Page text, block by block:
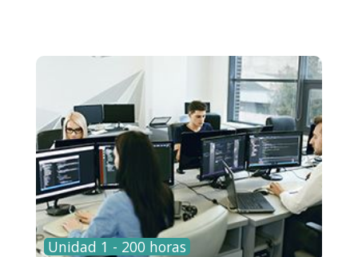
Unidad 1 - 200 horas